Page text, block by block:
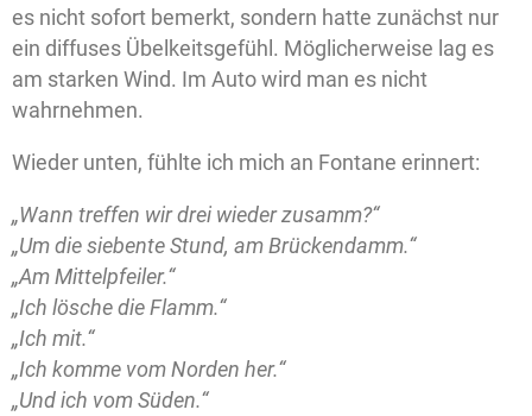
es nicht sofort bemerkt, sondern hatte zunächst nur
ein diffuses Übelkeitsgefühl. Möglicherweise lag es
am starken Wind. Im Auto wird man es nicht
wahrnehmen.
Wieder unten, fühlte ich mich an Fontane erinnert:
„Wann treffen wir drei wieder zusamm?“
„Um die siebente Stund, am Brückendamm.“
„Am Mittelpfeiler.“
„Ich lösche die Flamm.“
„Ich mit.“
„Ich komme vom Norden her.“
„Und ich vom Süden.“